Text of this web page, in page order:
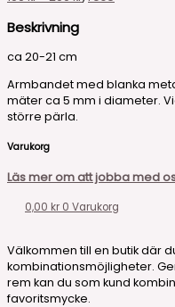
Beskrivning
ca 20-21 cm
Armbandet med blanka
mäter ca 5 mm i diameter.
större pärla.
Varukorg
Läs mer om att jobba med
0,00 kr 0 Varukorg
Välkommen till en butik där
kombinationsmöjligheter.
rem kan du som kund
favoritsmycke.